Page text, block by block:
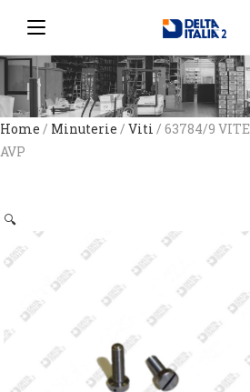
Home / Minuterie / Viti / 63784/9 VITE
AVP
🔍